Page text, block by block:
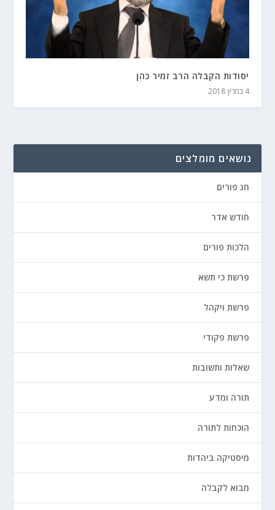
יסודות הקבלה הרב זמיר כהן
4 במרץ 2018
נושאים מומלצים
חג פורים
חודש אדר
הלכות פורים
פרשת כי תשא
פרשת ויקהל
פרשת פקודי
שאלות ותשובות
תורה ומדע
הוכחות לתורה
מיסטיקה ביהדות
מבוא לקבלה